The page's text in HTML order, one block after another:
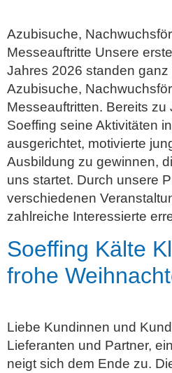
Azubisuche,
Messeauftritte Unsere
Jahres 2026 standen
Azubisuche,
Messeauftritten. Bereits
Soeffing seine Aktivitäten
ausgerichtet, motivierte
Ausbildung zu gewinnen,
uns startet. Durch unsere
verschiedenen
zahlreiche Interessierte
Soeffing Kälte
frohe
Liebe Kundinnen und
Lieferanten und Partner,
neigt sich dem Ende zu.